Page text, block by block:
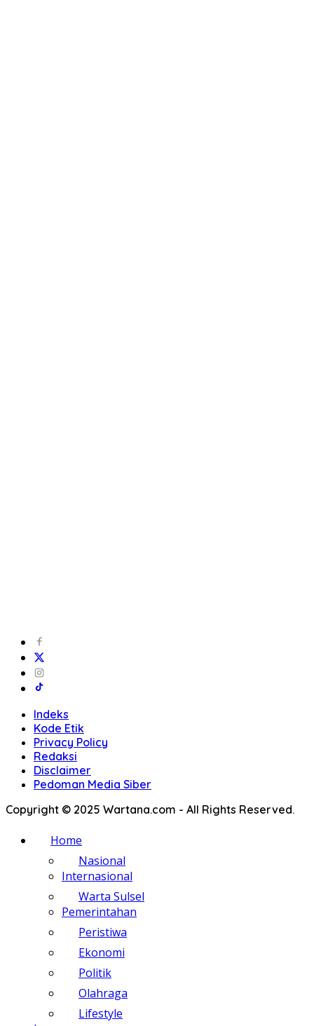
Indeks
Kode Etik
Privacy Policy
Redaksi
Disclaimer
Pedoman Media Siber
Copyright © 2025 Wartana.com - All Rights Reserved.
Home
Nasional
Internasional
Warta Sulsel
Pemerintahan
Peristiwa
Ekonomi
Politik
Olahraga
Lifestyle